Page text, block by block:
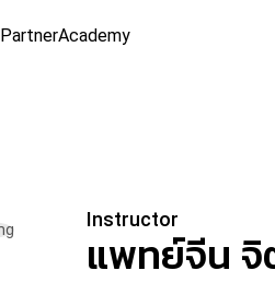
PartnerAcademy
Instructor
แพทย์จีน จิ